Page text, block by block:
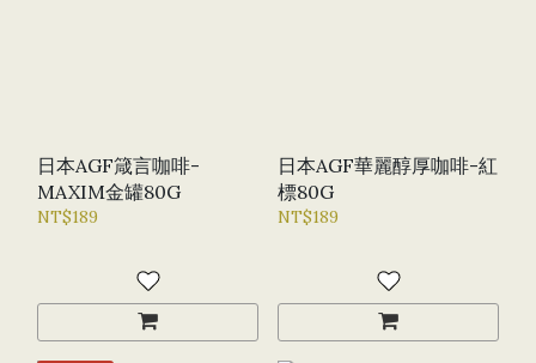
日本AGF箴言咖啡-
MAXIM金罐80G
NT$189
日本AGF華麗醇厚咖啡-紅
標80G
NT$189